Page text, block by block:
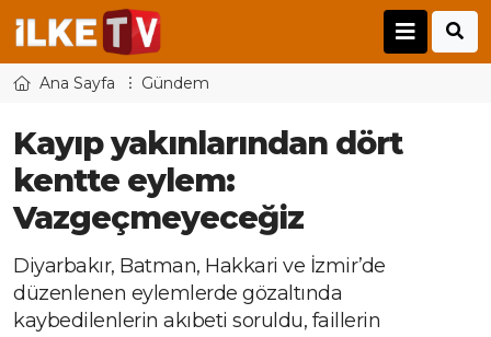
Ana Sayfa Gündem
Kayıp yakınlarından dört
kentte eylem:
Vazgeçmeyeceğiz
Diyarbakır, Batman, Hakkari ve İzmir’de
düzenlenen eylemlerde gözaltında
kaybedilenlerin akıbeti soruldu, faillerin